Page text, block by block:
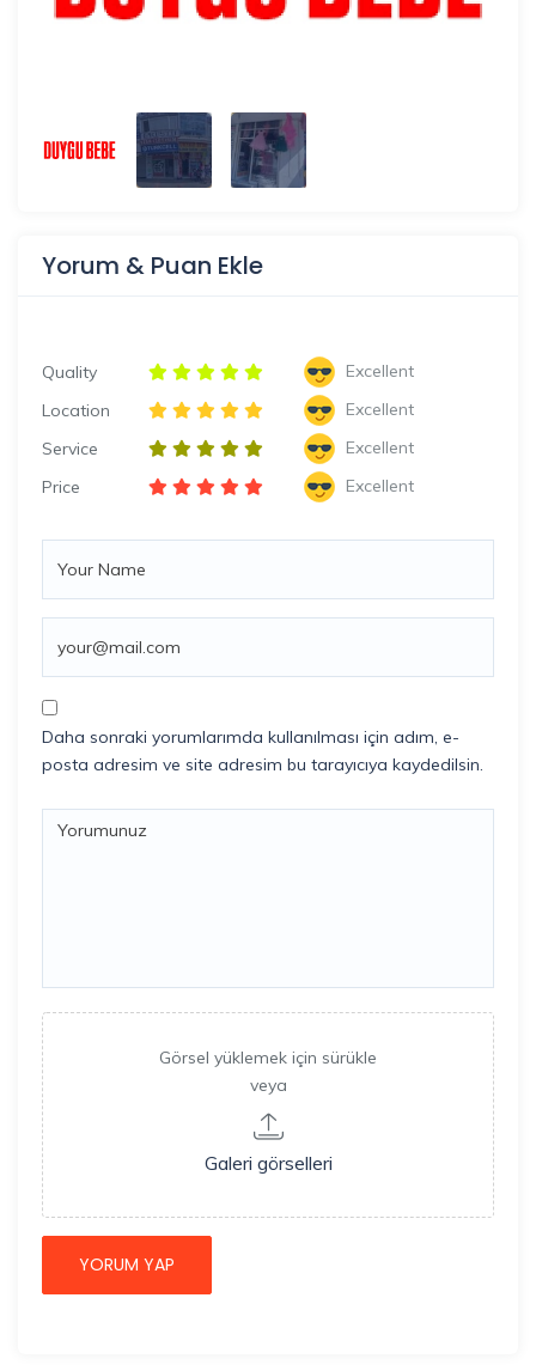
Yorum & Puan Ekle
Quality
Excellent
Location
Excellent
Service
Excellent
Price
Excellent
Daha sonraki yorumlarımda kullanılması için adım, e-
posta adresim ve site adresim bu tarayıcıya kaydedilsin.
Görsel yüklemek için sürükle
veya
Galeri görselleri